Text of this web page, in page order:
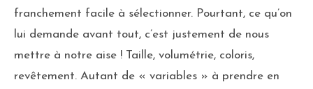
franchement facile à sélectionner. Pourtant, ce qu’on
lui demande avant tout, c’est justement de nous
mettre à notre aise ! Taille, volumétrie, coloris,
revêtement. Autant de « variables » à prendre en